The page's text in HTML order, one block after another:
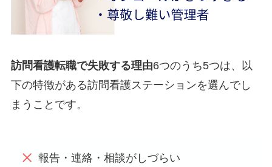
訪問看護転職で失敗する理由6つのうち5つは、以
下の特徴がある訪問看護ステーションを選んでし
まうことです。
報告・連絡・相談がしづらい